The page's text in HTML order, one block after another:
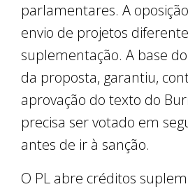
parlamentares. A
envio de projetos
suplementação. A base
da proposta, garantiu,
aprovação do texto do
precisa ser votado em
antes de ir à sanção.
O PL abre créditos